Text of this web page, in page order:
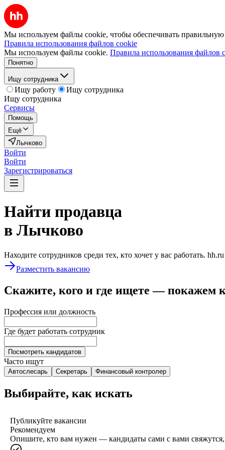
Мы используем файлы cookie, чтобы обеспечивать правильную
Правила использования файлов cookie
Мы используем файлы cookie. Правила использования файлов
Понятно
Ищу сотрудника
Ищу работу
Ищу сотрудника
Ищу сотрудника
Сервисы
Помощь
Ещё
Лычково
Войти
Войти
Зарегистрироваться
Найти продавца
в Лычково
Находите сотрудников среди тех, кто хочет у вас работать.
Разместить вакансию
Скажите, кого и где ищете — покажем
Профессия или должность
Где будет работать сотрудник
Посмотреть кандидатов
Часто ищут
Автослесарь Секретарь Финансовый контролер
Выбирайте, как искать
Публикуйте вакансии
Рекомендуем
Опишите, кто вам нужен — кандидаты сами с вами свяжутся,